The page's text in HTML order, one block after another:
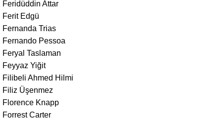
Feridüddin Attar
Ferit Edgü
Fernanda Trias
Fernando Pessoa
Feryal Taslaman
Feyyaz Yiğit
Filibeli Ahmed Hilmi
Filiz Üşenmez
Florence Knapp
Forrest Carter